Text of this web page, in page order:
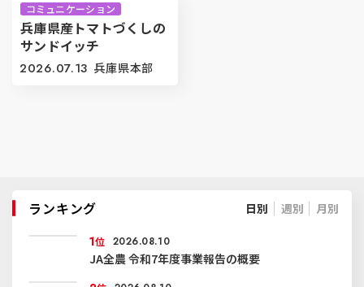
コミュニケーション
兵庫県産トマトづくしの
サンドイッチ
2026.07.13 兵庫県本部
ランキング 日別 週別 月別
1位 2026.08.10
JA全農 令和7年度事業報告の概要